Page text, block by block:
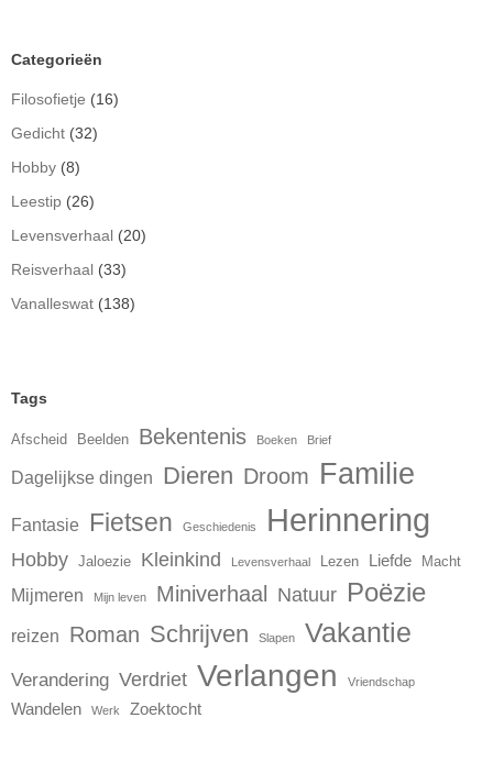
Categorieën
Filosofietje (16)
Gedicht (32)
Hobby (8)
Leestip (26)
Levensverhaal (20)
Reisverhaal (33)
Vanalleswat (138)
Tags
Afscheid Beelden Bekentenis Boeken Brief
Dagelijkse dingen Dieren Droom Familie
Fantasie Fietsen Geschiedenis Herinnering
Hobby Jaloezie Kleinkind Levensverhaal Lezen Liefde Macht
Mijmeren Mijn leven Miniverhaal Natuur Poëzie
reizen Roman Schrijven Slapen Vakantie
Verandering Verdriet Verlangen Vriendschap
Wandelen Werk Zoektocht